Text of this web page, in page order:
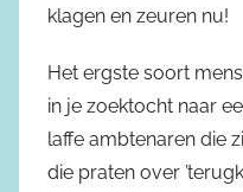
klagen en zeuren nu!
Het ergste soort
in je zoektocht naar
laffe ambtenaren die
die praten over